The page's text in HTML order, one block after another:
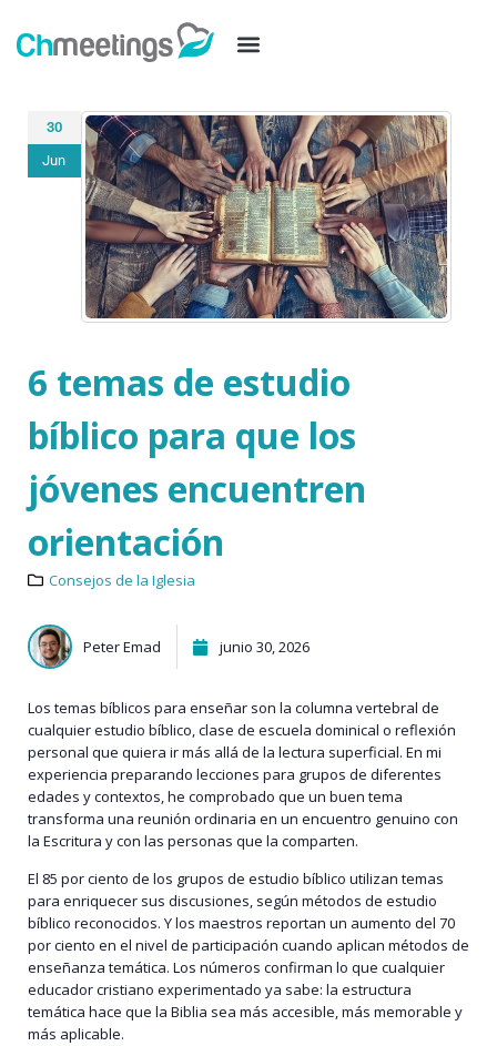
30
Jun
6 temas de estudio
bíblico para que los
jóvenes encuentren
orientación
Consejos de la Iglesia
Peter Emad junio 30, 2026
Los temas bíblicos para enseñar son la columna vertebral de
cualquier estudio bíblico, clase de escuela dominical o reflexión
personal que quiera ir más allá de la lectura superficial. En mi
experiencia preparando lecciones para grupos de diferentes
edades y contextos, he comprobado que un buen tema
transforma una reunión ordinaria en un encuentro genuino con
la Escritura y con las personas que la comparten.
El 85 por ciento de los grupos de estudio bíblico utilizan temas
para enriquecer sus discusiones, según métodos de estudio
bíblico reconocidos. Y los maestros reportan un aumento del 70
por ciento en el nivel de participación cuando aplican métodos de
enseñanza temática. Los números confirman lo que cualquier
educador cristiano experimentado ya sabe: la estructura
temática hace que la Biblia sea más accesible, más memorable y
más aplicable.